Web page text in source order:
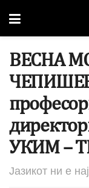
ВЕСНА
УКИМ –
Јазикот ни е